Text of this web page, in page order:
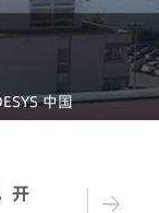
中国
开